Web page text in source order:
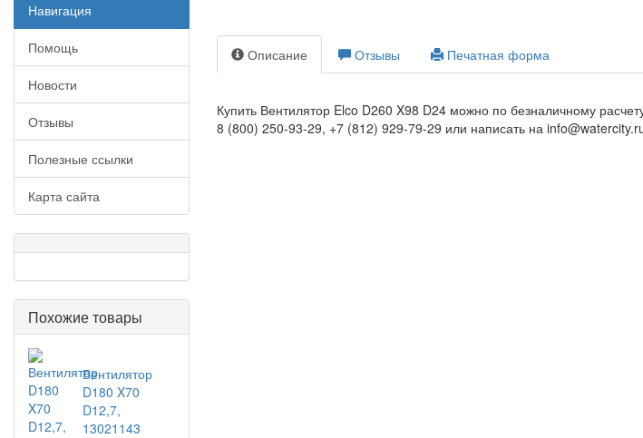
Навигация
Помощь
Новости
Отзывы
Полезные ссылки
Карта сайта
Похожие товары
Вентилятор
D180 X70
D12,7,
13021143
Описание Отзывы Печатная форма
Купить Вентилятор Elco D260 X98 D24 можно по безналичному
8 (800) 250-93-29, +7 (812) 929-79-29 или написать на